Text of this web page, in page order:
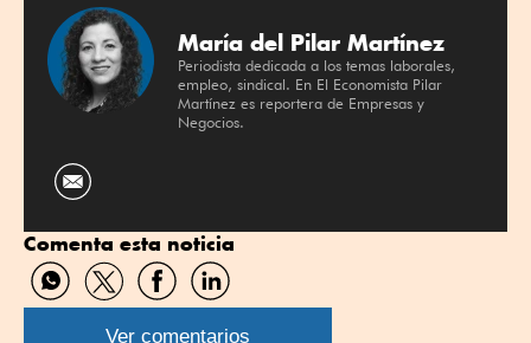
María del Pilar Martínez
Periodista dedicada a los temas laborales,
empleo, sindical. En El Economista Pilar
Martínez es reportera de Empresas y
Negocios.
Comenta esta noticia
Compartir
por
WhatsApp
Compartir
por
Twitter
Compartir
por
Facebook
Compartir
por
Linkedin
Ver comentarios